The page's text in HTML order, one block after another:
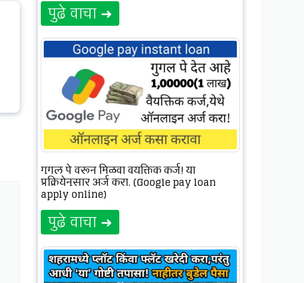
पुढे वाचा ➜
गुगल पे वरून मिळवा वयक्तिक कर्ज! या
प्रक्रियेनुसार अर्ज करा. (Google pay loan
apply online)
पुढे वाचा ➜